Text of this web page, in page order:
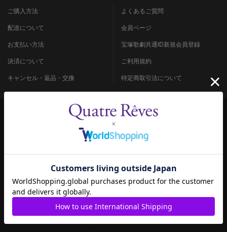
ご購入方法
配送について
お支払い方法
決済について
キャンセル・返品・交換
よくあるご質問
会員ページ
宝塚歌劇共通ID新規会員登録
ご利用規約
特定商取引法について